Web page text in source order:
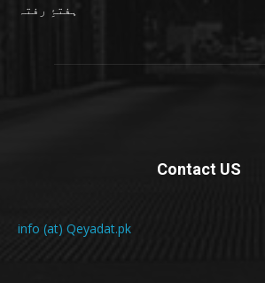
ہفتۂِ رفتہ
Contact US
info (at) Qeyadat.pk